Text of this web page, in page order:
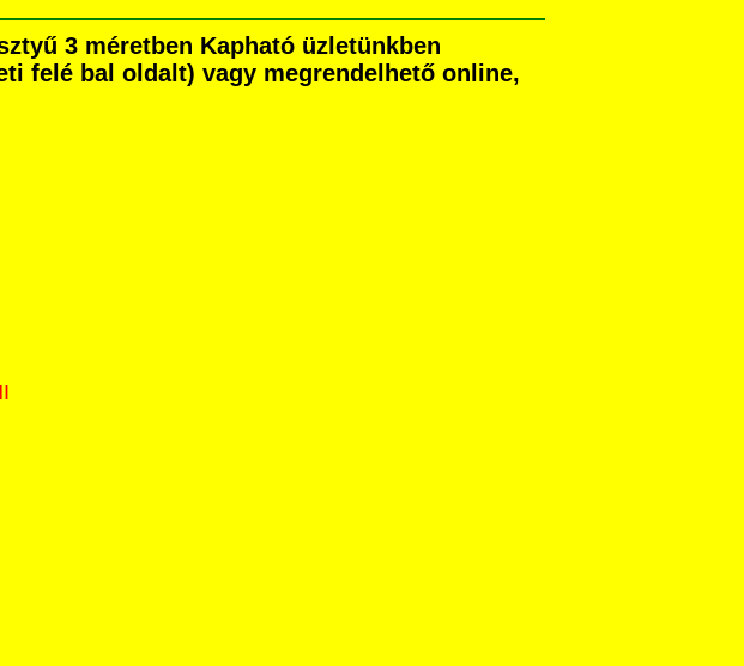
3 méretben Kapható üzletünkben
felé bal oldalt) vagy megrendelhető online,